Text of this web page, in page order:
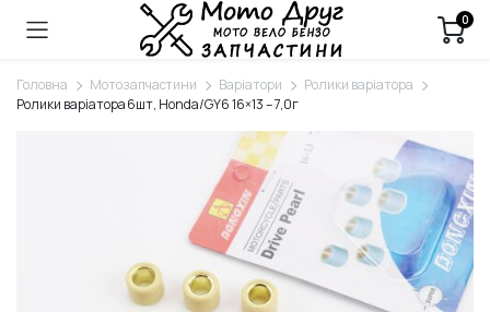
0
Головна Мотозапчастини Варіатори
Ролики варіатора
Ролики варіатора 6шт, Honda/GY6 16×13 – 7,0г